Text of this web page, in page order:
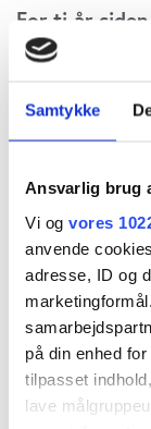
Samtykke
Ansvarlig brug
Vi og vores
anvende
adresse, ID og
på din enhed
tilpasset
lave
For ti år
ståhej fyret
af dem
fratræ­delse,
Det
bakspejlet
interessant.
Eldrup kom